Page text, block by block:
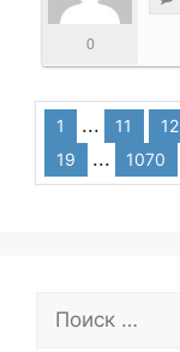
0
1 ... 11 12
19
... 1070